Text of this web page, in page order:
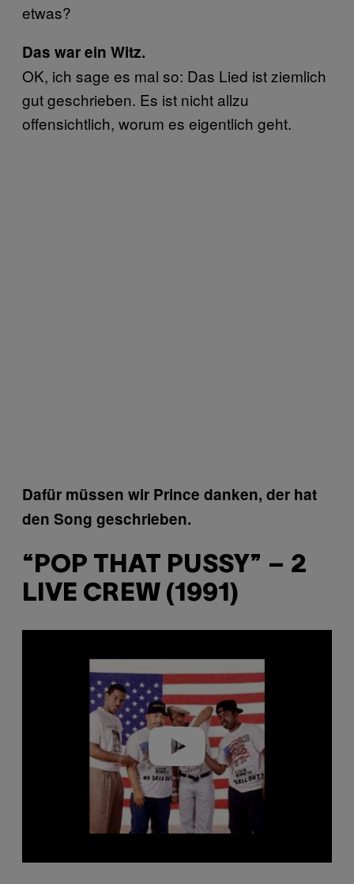
etwas?
Das war ein Witz.
OK, ich sage es mal so: Das Lied ist ziemlich
gut geschrieben. Es ist nicht allzu
offensichtlich, worum es eigentlich geht.
Dafür müssen wir Prince danken, der hat
den Song geschrieben.
“POP THAT PUSSY” – 2
LIVE CREW (1991)
Play video